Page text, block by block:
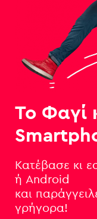
Το Φαγί
Κατέβασε κι
ή Android
και
γρήγορα!